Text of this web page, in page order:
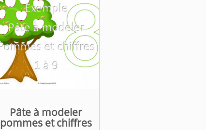
Pâte à modeler
pommes et chiffres